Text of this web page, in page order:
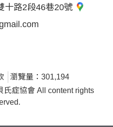
十路2段46巷20號
瀏覽量：301,194
症協會 All content rights